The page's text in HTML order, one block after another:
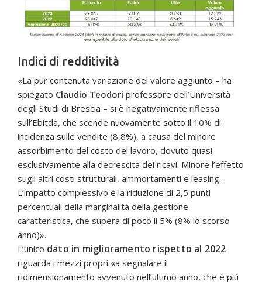
Indici di redditività
«La pur contenuta variazione del valore aggiunto – ha
spiegato Claudio Teodori professore dell’Università
degli Studi di Brescia – si è negativamente riflessa
sull’Ebitda, che scende nuovamente sotto il 10% di
incidenza sulle vendite (8,8%), a causa del minore
assorbimento del costo del lavoro, dovuto quasi
esclusivamente alla decrescita dei ricavi. Minore l’effetto
sugli altri costi strutturali, ammortamenti e leasing.
L’impatto complessivo è la riduzione di 2,5 punti
percentuali della marginalità della gestione
caratteristica, che supera di poco il 5% (8% lo scorso
anno)».
L’unico dato in miglioramento rispetto al 2022
riguarda i mezzi propri «a segnalare il
ridimensionamento avvenuto nell’ultimo anno, che è più